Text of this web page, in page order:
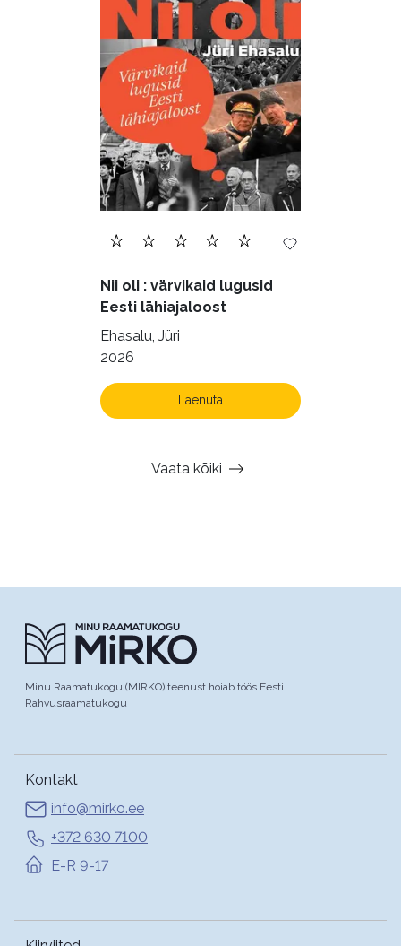
Nii oli : värvikaid lugusid
Eesti lähiajaloost
Ehasalu, Jüri
2026
Laenuta
Vaata kõiki
Minu Raamatukogu (MIRKO) teenust hoiab töös Eesti
Rahvusraamatukogu
Kontakt
info@mirko.ee
+372 630 7100
E-R 9-17